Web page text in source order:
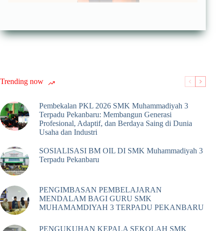
Trending now
Pembekalan PKL 2026 SMK Muhammadiyah 3
Terpadu Pekanbaru: Membangun Generasi
Profesional, Adaptif, dan Berdaya Saing di Dunia
Usaha dan Industri
SOSIALISASI BM OIL DI SMK Muhammadiyah 3
Terpadu Pekanbaru
PENGIMBASAN PEMBELAJARAN
MENDALAM BAGI GURU SMK
MUHAMAMDIYAH 3 TERPADU PEKANBARU
PENGUKUHAN KEPALA SEKOLAH SMK